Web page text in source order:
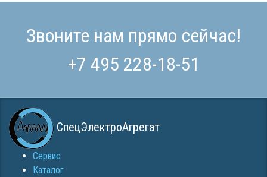
Звоните нам прямо сейчас!
+7 495 228-18-51
СпецЭлектроАгрегат
Сервис
Каталог